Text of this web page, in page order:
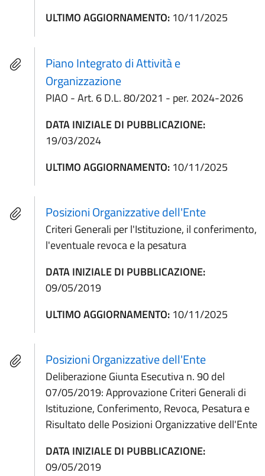
ULTIMO AGGIORNAMENTO: 10/11/2025
Piano Integrato di Attività e
Organizzazione
PIAO - Art. 6 D.L. 80/2021 - per. 2024-2026
DATA INIZIALE DI PUBBLICAZIONE:
19/03/2024
ULTIMO AGGIORNAMENTO: 10/11/2025
Posizioni Organizzative dell'Ente
Criteri Generali per l'Istituzione, il conferimento,
l'eventuale revoca e la pesatura
DATA INIZIALE DI PUBBLICAZIONE:
09/05/2019
ULTIMO AGGIORNAMENTO: 10/11/2025
Posizioni Organizzative dell'Ente
Deliberazione Giunta Esecutiva n. 90 del
07/05/2019: Approvazione Criteri Generali di
Istituzione, Conferimento, Revoca, Pesatura e
Risultato delle Posizioni Organizzative dell'Ente
DATA INIZIALE DI PUBBLICAZIONE:
09/05/2019